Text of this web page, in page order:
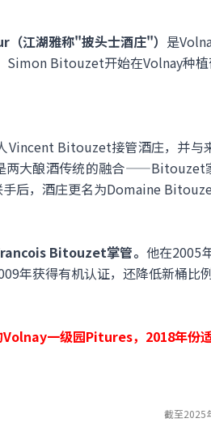
江湖雅称"披头士酒庄"） 是
Simon Bitouzet开始在Volnay种
Vincent Bitouzet接管酒庄，并
两大酿酒传统的融合——Bitouzet
后，酒庄更名为Domaine
Bitouzet掌管。 他在2005
年获得有机认证，还降低新桶比
一级园Pitures，2018年份
截至2025